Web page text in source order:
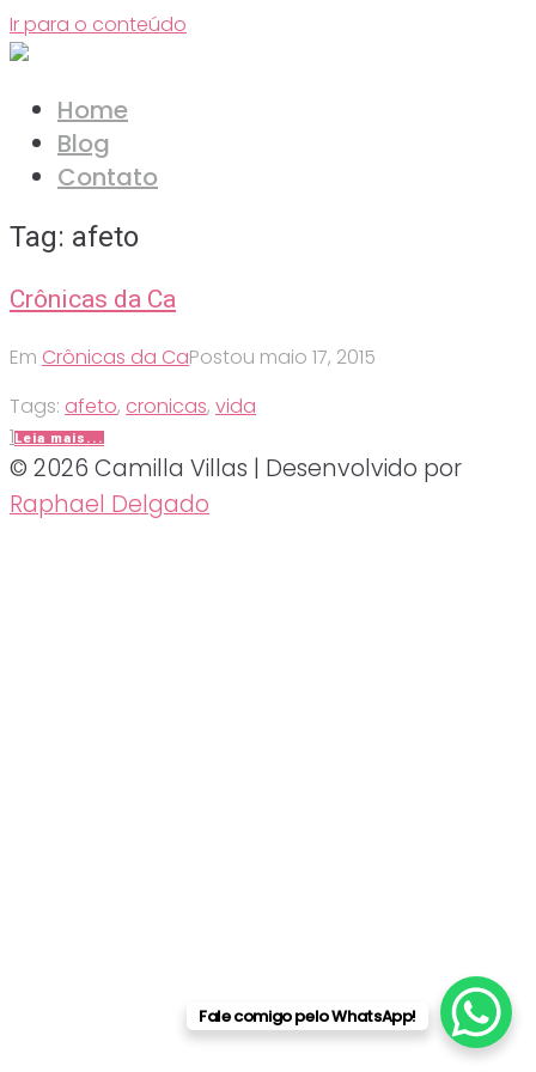
Ir para o conteúdo
Home
Blog
Contato
Tag: afeto
Crônicas da Ca
Em Crônicas da CaPostou maio 17, 2015
Tags: afeto, cronicas, vida
1Leia mais...
© 2026 Camilla Villas | Desenvolvido por
Raphael Delgado
Fale comigo pelo WhatsApp!